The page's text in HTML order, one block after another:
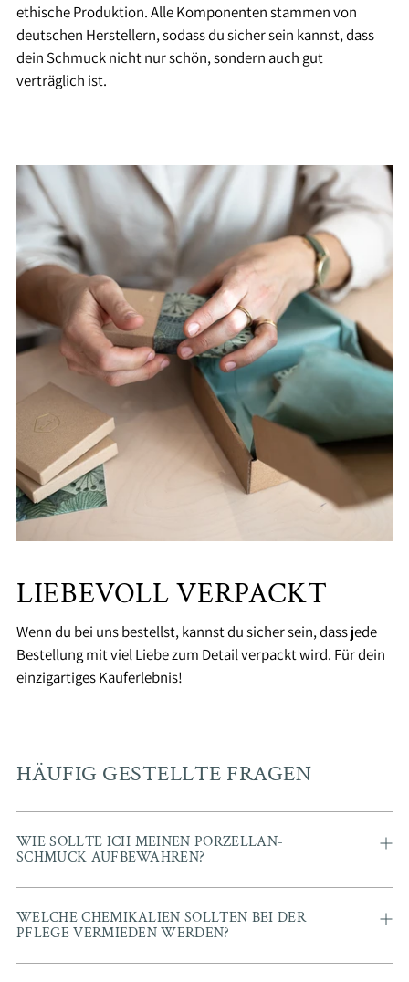
ethische Produktion. Alle Komponenten stammen von
deutschen Herstellern, sodass du sicher sein kannst, dass
dein Schmuck nicht nur schön, sondern auch gut
verträglich ist.
LIEBEVOLL VERPACKT
Wenn du bei uns bestellst, kannst du sicher sein, dass jede
Bestellung mit viel Liebe zum Detail verpackt wird. Für dein
einzigartiges Kauferlebnis!
HÄUFIG GESTELLTE FRAGEN
WIE SOLLTE ICH MEINEN PORZELLAN-
SCHMUCK AUFBEWAHREN?
WELCHE CHEMIKALIEN SOLLTEN BEI DER
PFLEGE VERMIEDEN WERDEN?